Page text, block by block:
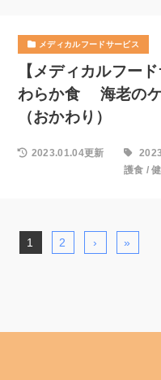
メディカルフードサービス
【メディカルフー
わらか食 海老のケ
（おかわり）
2023.01.04更新 2023
護食 /
1 2 › »